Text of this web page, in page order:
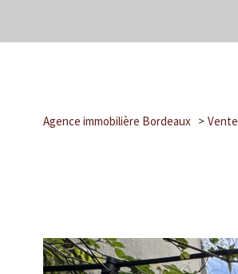
Agence immobilière Bordeaux Vente